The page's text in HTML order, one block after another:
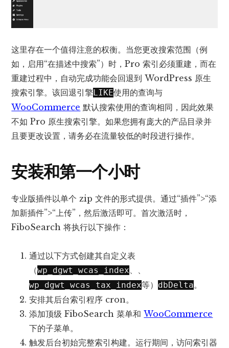
这里存在一个值得注意的权衡。当您更改搜索范围（例
如，启用“在描述中搜索”）时，Pro 索引必须重建，而在
重建过程中，自动完成功能会回退到 WordPress 原生
搜索引擎。该回退引擎LIKE使用的查询与
WooCommerce 默认搜索使用的查询相同，因此效果
不如 Pro 原生搜索引擎。如果您拥有庞大的产品目录并
且要更改设置，请务必在流量较低的时段进行操作。
安装和第一个小时
专业版插件以单个 zip 文件的形式提供。通过“插件”>“添
加新插件”>“上传”，然后激活即可。首次激活时，
FiboSearch 将执行以下操作：
通过以下方式创建其自定义表
（wp_dgwt_wcas_index
wp_dgwt_wcas_tax_index等） dbDelta。
安排其后台索引程序 cron。
添加顶级 FiboSearch 菜单和WooCommerce
下的子菜单。
触发后台初始完整索引构建。运行期间，访问索引器